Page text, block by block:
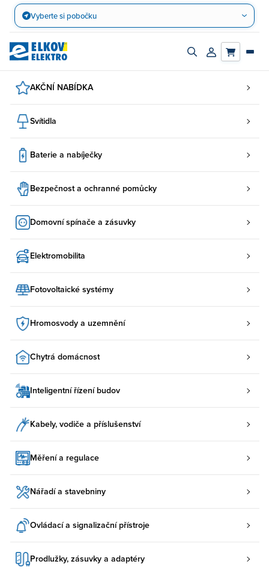
Přejít
obsah
Vyberte si pobočku
Zapnout/vypnout
Přihlásit/
AKČNÍ NABÍDKA
Svítidla
Baterie a nabíječky
Bezpečnost a ochranné pomůcky
Domovní spínače a zásuvky
Elektromobilita
Fotovoltaické systémy
Hromosvody a uzemnění
Chytrá domácnost
Inteligentní řízení budov
Kabely, vodiče a příslušenství
Měření a regulace
Nářadí a stavebniny
Ovládací a signalizační přístroje
Prodlužky, zásuvky a adaptéry